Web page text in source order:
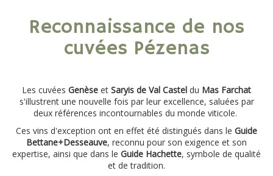
Reconnaissance de nos
cuvées Pézenas
Les cuvées Genèse et Saryis de Val Castel du Mas Farchat
s'illustrent une nouvelle fois par leur excellence, saluées par
deux références incontournables du monde viticole.
Ces vins d'exception ont en effet été distingués dans le Guide
Bettane+Desseauve, reconnu pour son exigence et son
expertise, ainsi que dans le Guide Hachette, symbole de qualité
et de tradition.